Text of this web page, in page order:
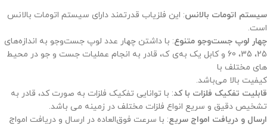
سیستم اتومات بالانس: این فلزیاب قدرتمند دارای سیستم اتومات بالانس
است.
چهار لوپ جست‌وجو متنوع: با داشتن چهار عدد لوپ جست‌وجو به اندازه‌های
25، 35، 60 و کابل یک‌ به‌ی ک، قادر به انجام عملیات جست‌ و جو در محیط‌
های مختلف با
کیفیت بالا می‌باشد.
قابلیت تفکیک فلزات با کد: با توانایی تفکیک فلزات به صورت کد، قادر به
تشخیص دقیق و سریع انواع فلزات مختلف در زمینه می باشد.
ارسال و دریافت امواج سریع: با سرعت فوق‌العاده در ارسال و دریافت امواج